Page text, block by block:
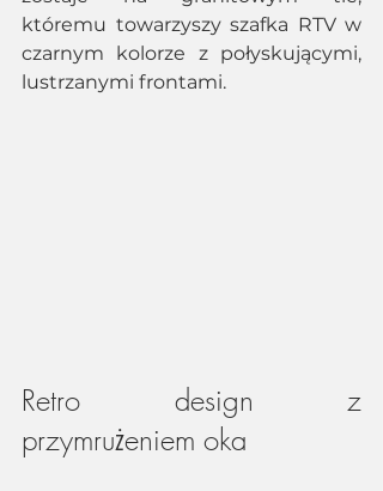
któremu towarzyszy szafka RTV w
czarnym kolorze z połyskującymi,
lustrzanymi frontami.
Retro design z
przymrużeniem oka